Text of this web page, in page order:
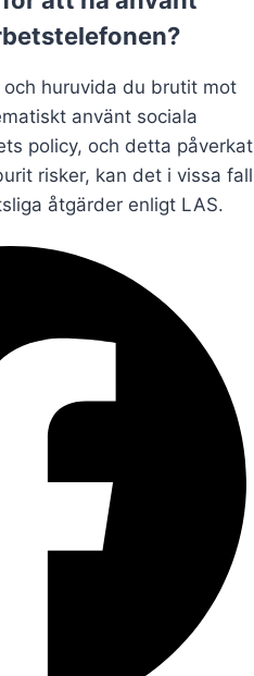
huruvida du brutit mot
använt sociala
policy, och detta påverkat
risker, kan det i vissa fall
åtgärder enligt LAS.